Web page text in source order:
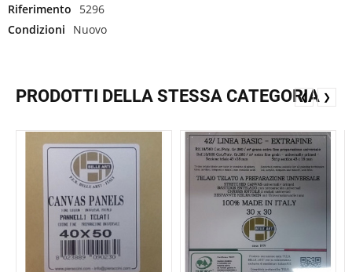
Riferimento
5296
Condizioni
Nuovo
PRODOTTI DELLA STESSA CATEGORIA
❮ ❯